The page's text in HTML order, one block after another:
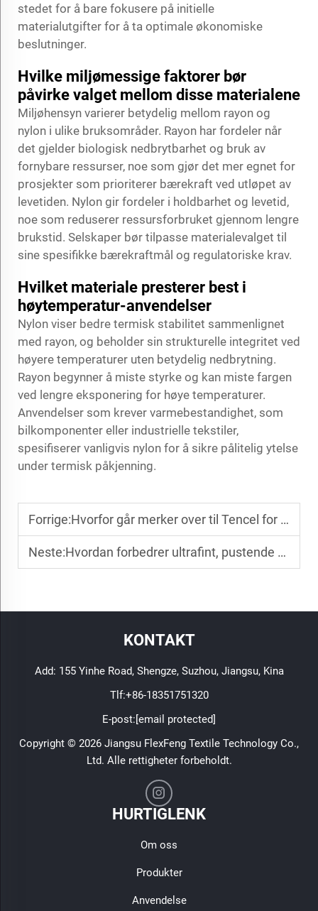
stedet for å bare fokusere på initielle
materialutgifter for å ta optimale økonomiske
beslutninger.
Hvilke miljømessige faktorer bør
påvirke valget mellom disse materialene
Miljøhensyn varierer betydelig mellom rayon og
nylon i ulike bruksområder. Rayon har fordeler når
det gjelder biologisk nedbrytbarhet og bruk av
fornybare ressurser, noe som gjør det mer egnet for
prosjekter som prioriterer bærekraft ved utløpet av
levetiden. Nylon gir fordeler i holdbarhet og levetid,
noe som reduserer ressursforbruket gjennom lengre
brukstid. Selskaper bør tilpasse materialevalget til
sine spesifikke bærekraftmål og regulatoriske krav.
Hvilket materiale presterer best i
høytemperatur-anvendelser
Nylon viser bedre termisk stabilitet sammenlignet
med rayon, og beholder sin strukturelle integritet ved
høyere temperaturer uten betydelig nedbrytning.
Rayon begynner å miste styrke og kan miste fargen
ved lengre eksponering for høye temperaturer.
Anvendelser som krever varmebestandighet, som
bilkomponenter eller industrielle tekstiler,
spesifiserer vanligvis nylon for å sikre pålitelig ytelse
under termisk påkjenning.
Forrige:Hvorfor går merker over til Tencel for materialer i luksusmode
Neste:Hvordan forbedrer ultrafint, pustende ull for utendørsbruk komforten?
KONTAKT
Add: 155 Yinhe Road, Shengze, Suzhou, Jiangsu, Kina
Tlf:+86-18351751320
E-post:[email protected]
Copyright © 2026 Jiangsu FlexFeng Textile Technology Co.,
Ltd. Alle rettigheter forbeholdt.
HURTIGLENK
Om oss
Produkter
Anvendelse